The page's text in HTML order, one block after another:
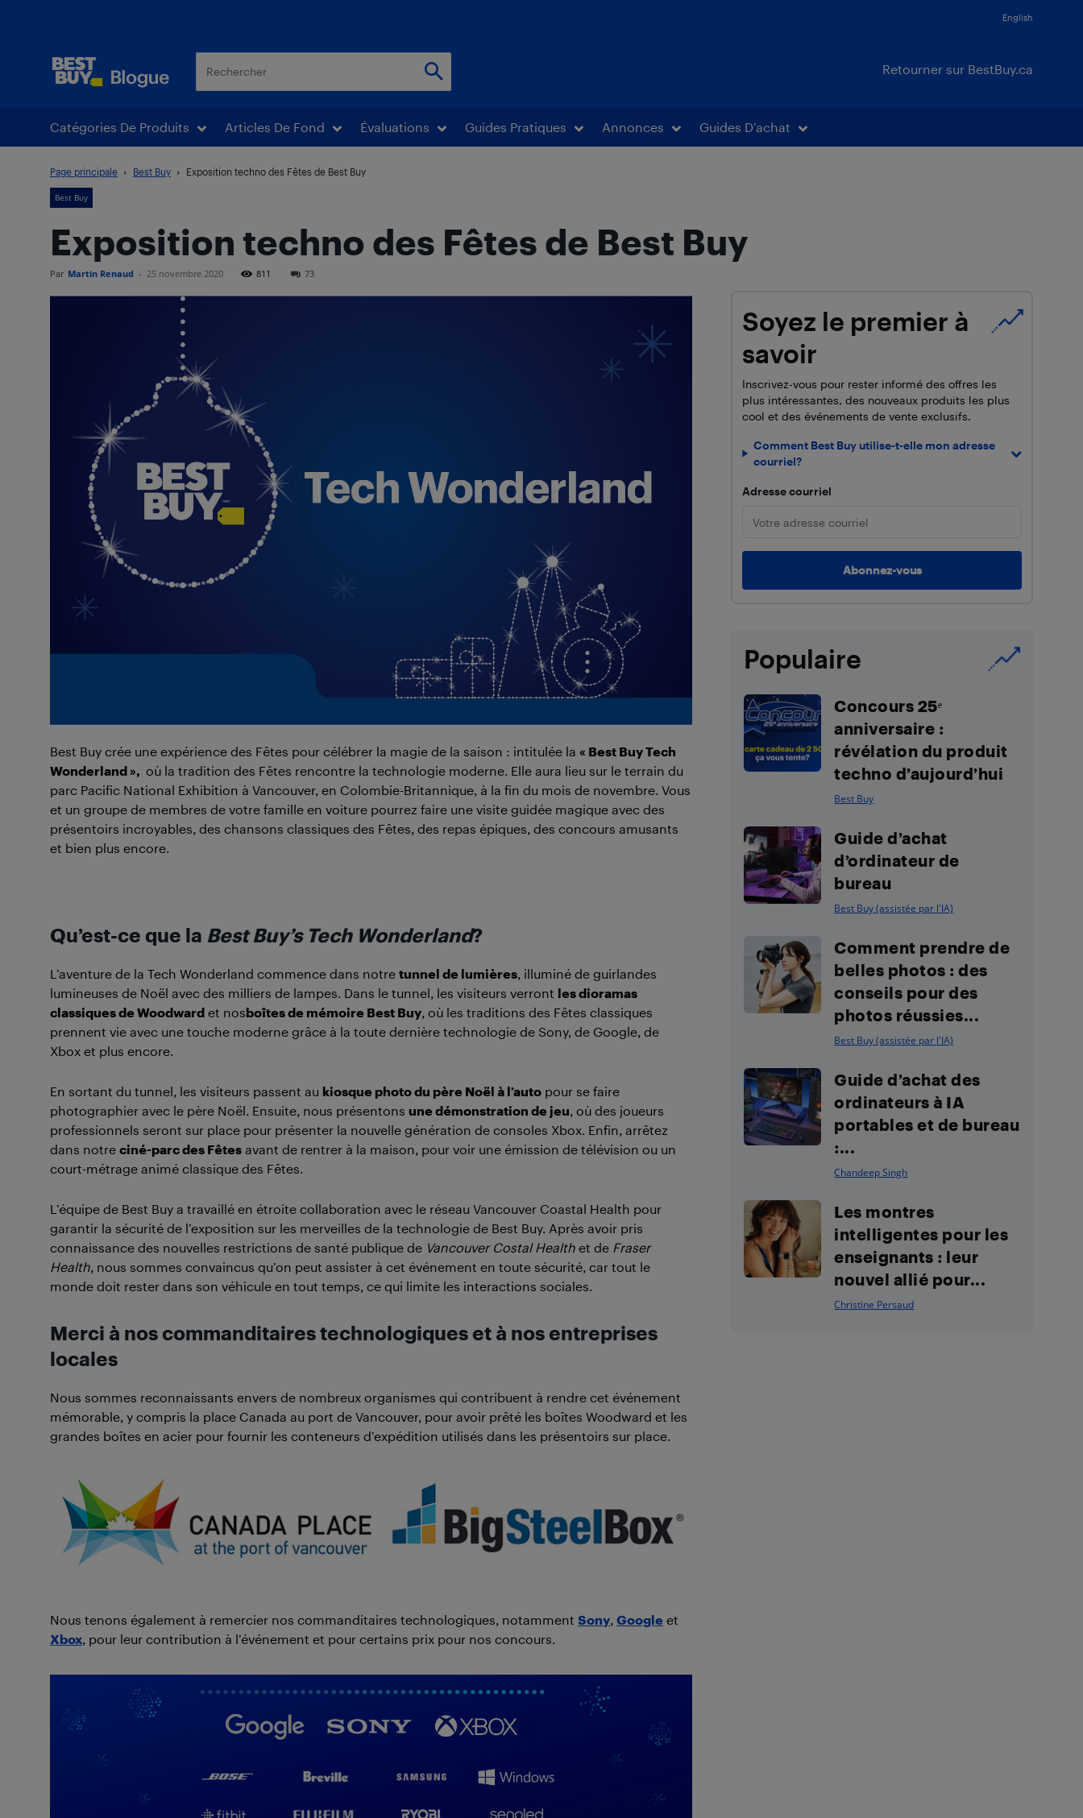
English
Retourner sur BestBuy.ca
Catégories De Produits Articles De Fond Évaluations Guides Pratiques Annonces Guides D’achat
Page principale Best Buy Exposition techno des Fêtes de Best Buy
Best Buy
Exposition techno des Fêtes de Best Buy
Par Martin Renaud - 25 novembre 2020 811 73
Best Buy crée une expérience des Fêtes pour célébrer la magie de la saison : intitulée la « Best Buy Tech
Wonderland », où la tradition des Fêtes rencontre la technologie moderne. Elle aura lieu sur le terrain du
parc Pacific National Exhibition à Vancouver, en Colombie-Britannique, à la fin du mois de novembre. Vous
et un groupe de membres de votre famille en voiture pourrez faire une visite guidée magique avec des
présentoirs incroyables, des chansons classiques des Fêtes, des repas épiques, des concours amusants
et bien plus encore.
Qu’est-ce que la Best Buy’s Tech Wonderland?
L’aventure de la Tech Wonderland commence dans notre tunnel de lumières , illuminé de guirlandes
lumineuses de Noël avec des milliers de lampes. Dans le tunnel, les visiteurs verront les dioramas
classiques de Woodward et nosboîtes de mémoire Best Buy , où les traditions des Fêtes classiques
prennent vie avec une touche moderne grâce à la toute dernière technologie de Sony, de Google, de
Xbox et plus encore.
En sortant du tunnel, les visiteurs passent au kiosque photo du père Noël à l’auto pour se faire
photographier avec le père Noël. Ensuite, nous présentons une démonstration de jeu , où des joueurs
professionnels seront sur place pour présenter la nouvelle génération de consoles Xbox. Enfin, arrêtez
dans notre ciné-parc des Fêtes avant de rentrer à la maison, pour voir une émission de télévision ou un
court-métrage animé classique des Fêtes.
L’équipe de Best Buy a travaillé en étroite collaboration avec le réseau Vancouver Coastal Health pour
garantir la sécurité de l’exposition sur les merveilles de la technologie de Best Buy. Après avoir pris
connaissance des nouvelles restrictions de santé publique de Vancouver Costal Health et de Fraser
Health , nous sommes convaincus qu’on peut assister à cet événement en toute sécurité, car tout le
monde doit rester dans son véhicule en tout temps, ce qui limite les interactions sociales.
Merci à nos commanditaires technologiques et à nos entreprises
locales
Nous sommes reconnaissants envers de nombreux organismes qui contribuent à rendre cet événement
mémorable, y compris la place Canada au port de Vancouver, pour avoir prêté les boîtes Woodward et les
grandes boîtes en acier pour fournir les conteneurs d’expédition utilisés dans les présentoirs sur place.
Nous tenons également à remercier nos commanditaires technologiques, notamment Sony, Google et
Xbox, pour leur contribution à l’événement et pour certains prix pour nos concours.
Soyez le premier à
savoir
Inscrivez-vous pour rester informé des offres les
plus intéressantes, des nouveaux produits les plus
cool et des événements de vente exclusifs.
Comment Best Buy utilise-t-elle mon adresse
courriel?
Adresse courriel
Populaire
Concours 25ᵉ
anniversaire :
révélation du produit
techno d’aujourd’hui
Best Buy
Guide d’achat
d’ordinateur de
bureau
Best Buy (assistée par l'IA)
Comment prendre de
belles photos : des
conseils pour des
photos réussies...
Best Buy (assistée par l'IA)
Guide d’achat des
ordinateurs à IA
portables et de bureau
:...
Chandeep Singh
Les montres
intelligentes pour les
enseignants : leur
nouvel allié pour...
Christine Persaud